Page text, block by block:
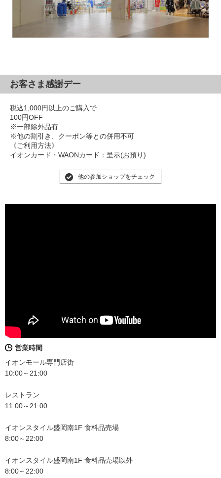
お客さま感謝デー
税込1,000円以上のご購入で
100円OFF
※一部除外品有
※他の割引き、クーポン等との併用不可
《ご利用方法》
イオンカード・WAONカード：呈示(お預り)
他の参加ショップをチェック
営業時間
イオンモール専門店街
10:00～21:00
レストラン
11:00～21:00
イオンスタイル盛岡南1F 食料品売場
8:00～22:00
イオンスタイル盛岡南1F 食料品売場以外
8:00～22:00